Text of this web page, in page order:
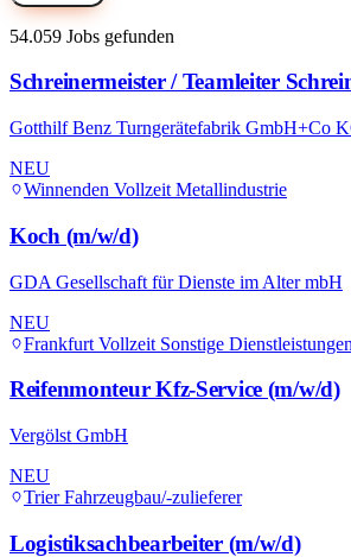
54.059 Jobs gefunden
Schreinermeister / Teamleiter
Gotthilf Benz Turngerätefabrik GmbH+Co
NEU
Winnenden Vollzeit Metallindustrie
Koch (m/w/d)
GDA Gesellschaft für Dienste im Alter mbH
NEU
Frankfurt Vollzeit Sonstige Dienstleistungen
Reifenmonteur Kfz-Service (m/w/d)
Vergölst GmbH
NEU
Trier Fahrzeugbau/-zulieferer
Logistiksachbearbeiter (m/w/d)